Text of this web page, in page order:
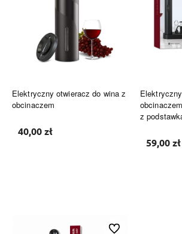
Elektryczny otwieracz do wina z
obcinaczem
40,00 zł
z
59,00 zł
Do ulubionych